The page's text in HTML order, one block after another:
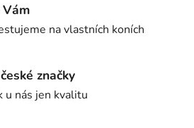
na vlastních koních
značky
u nás jen kvalitu